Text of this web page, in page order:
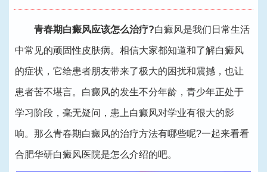
青春期白癜风应该怎么治疗?白癜风是我们日常生活
中常见的顽固性皮肤病。相信大家都知道和了解白癜风
的症状，它给患者朋友带来了极大的困扰和震撼，也让
患者苦不堪言。白癜风的发生不分年龄，青少年正处于
学习阶段，毫无疑问，患上白癜风对学业有很大的影
响。那么青春期白癜风的治疗方法有哪些呢?一起来看看
合肥华研白癜风医院是怎么介绍的吧。